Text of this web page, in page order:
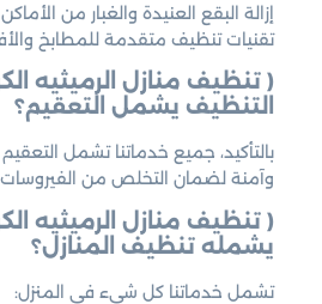
إزالة البقع العنيدة والغبار من
تقنيات تنظيف متقدمة للمطابخ
( تنظيف منازل الرميثيه
التنظيف يشمل التعقيم؟
بالتأكيد، جميع خدماتنا تشمل
وآمنة لضمان التخلص من الفيروسات
( تنظيف منازل الرميثيه
يشمله تنظيف المنازل؟
تشمل خدماتنا كل شيء في المنزل: